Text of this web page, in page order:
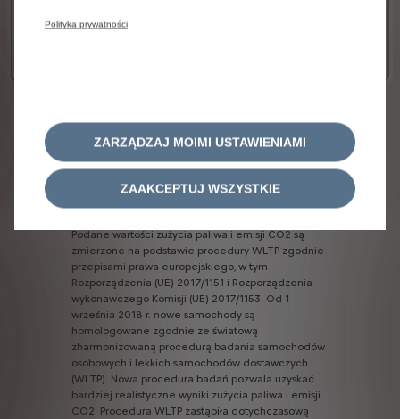
brutto
Niniejsza informacja nie stanowi oferty w
Przepraszamy za możliwe utrudnienia w działaniu
Podane wartości zużycia paliwa i emisji CO2 są
zmierzone na podstawie procedury WLTP zgodnie
przepisami prawa europejskiego, w tym
Rozporządzenia (UE) 2017/1151 i Rozporządzenia
wykonawczego Komisji (UE) 2017/1153. Od 1
września 2018 r. nowe samochody są
homologowane zgodnie ze światową
zharmonizowaną procedurą badania samochodów
osobowych i lekkich samochodów dostawczych
(WLTP). Nowa procedura badań pozwala uzyskać
bardziej realistyczne wyniki zużycia paliwa i emisji
CO2. Procedura WLTP zastąpiła dotychczasową
Polityka prywatności
ZARZĄDZAJ MOIMI USTAWIENIAMI
ZAAKCEPTUJ WSZYSTKIE